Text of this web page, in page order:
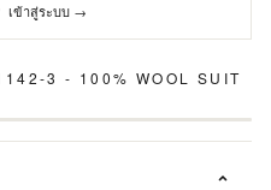
เข้าสู่ระบบ →
3 - 100% WOOL SUIT